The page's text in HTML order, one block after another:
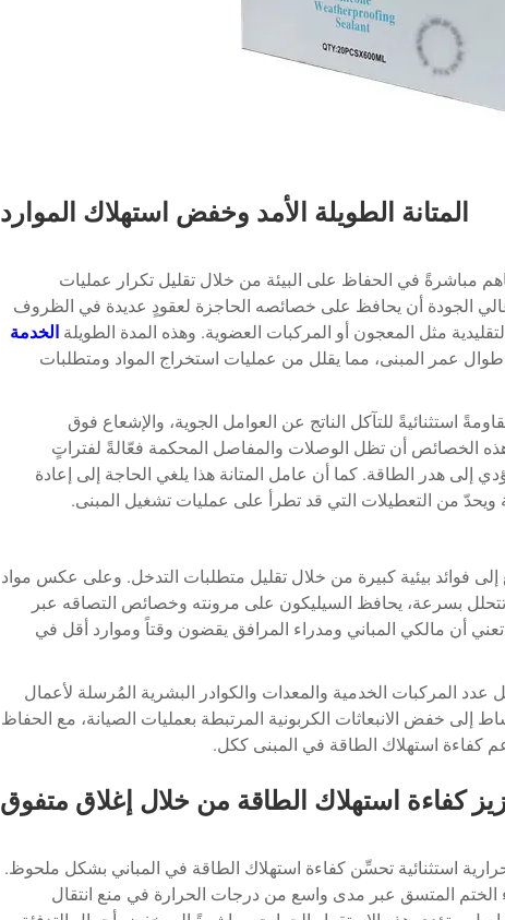
المتانة الطويلة الأمد وخفض استهلاك الموارد
مباشرةً في الحفاظ على البيئة من خلال تقليل تكرار عمليات
عالي الجودة أن يحافظ على خصائصه الحاجزة لعقودٍ عديدة في الظروف
مثل المعجون أو المركبات العضوية. وهذه المدة الطويلة الخدمة
عمر المبنى، مما يقلل من عمليات استخراج المواد ومتطلبات
استثنائيةً للتآكل الناتج عن العوامل الجوية، والإشعاع فوق
الخصائص أن تظل الوصلات والمفاصل المحكمة فعّالةً لفتراتٍ
إلى هدر الطاقة. كما أن عامل المتانة هذا يلغي الحاجة إلى إعادة
ويحدّ من التعطيلات التي قد تطرأ على عمليات تشغيل المبنى.
إلى فوائد بيئية كبيرة من خلال تقليل متطلبات التدخل. وعلى عكس مواد
تتحلل بسرعة، يحافظ السيليكون على مرونته وخصائص التصاقه عبر
أن مالكي المباني ومدراء المرافق يقضون وقتاً وموارد أقل في
المركبات الخدمية والمعدات والكوادر البشرية المُرسلة لأعمال
إلى خفض الانبعاثات الكربونية المرتبطة بعمليات الصيانة، مع الحفاظ
كفاءة استهلاك الطاقة في المبنى ككل.
كفاءة استهلاك الطاقة من خلال إغلاق متفوق
استثنائية تحسِّن كفاءة استهلاك الطاقة في المباني بشكل ملحوظ.
الختم المتسق عبر مدى واسع من درجات الحرارة في منع انتقال